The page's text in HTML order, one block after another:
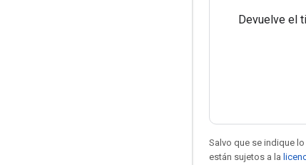
Devuelve el
Salvo que se indique
están sujetos a la